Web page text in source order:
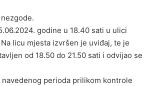
godine u 18.40 sati u ulici
licu mjesta izvršen je uviđaj, te je
od 18.50 do 21.50 sati i odvijao se
perioda prilikom kontrole